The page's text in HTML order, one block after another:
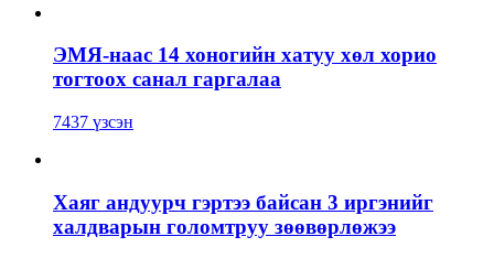
ЭМЯ-наас 14 хоногийн хатуу хөл хорио
тогтоох санал гаргалаа
7437 үзсэн
Хаяг андуурч гэртээ байсан 3 иргэнийг
халдварын голомтруу зөөвөрлөжээ